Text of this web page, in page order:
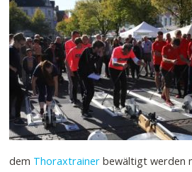
dem Thoraxtrainer bewältigt werden